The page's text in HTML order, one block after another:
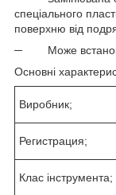
спеціального
поверхню від
─ Може
Основні
Виробник;
Регистрация;
Клас інструмента;